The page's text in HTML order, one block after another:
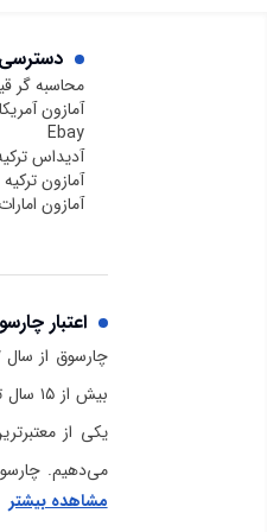
محاسبه گر
آمازون آمریکا
Ebay
آدیداس
آمازون ترکیه
آمازون امارات
اعتبار
بیش
یکی از
می‌دهیم.
برای خرید از
مشاهده بیشتر